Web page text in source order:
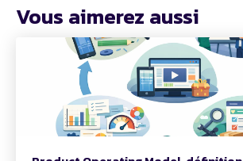
Vous aimerez aussi